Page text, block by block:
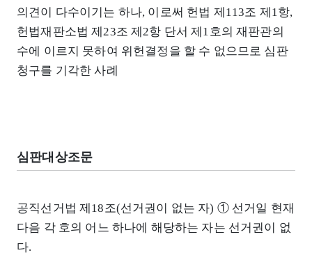
의견이 다수이기는 하나, 이로써 헌법 제113조 제1항,
헌법재판소법 제23조 제2항 단서 제1호의 재판관의
수에 이르지 못하여 위헌결정을 할 수 없으므로 심판
청구를 기각한 사례
심판대상조문
공직선거법 제18조(선거권이 없는 자) ① 선거일 현재
다음 각 호의 어느 하나에 해당하는 자는 선거권이 없
다.